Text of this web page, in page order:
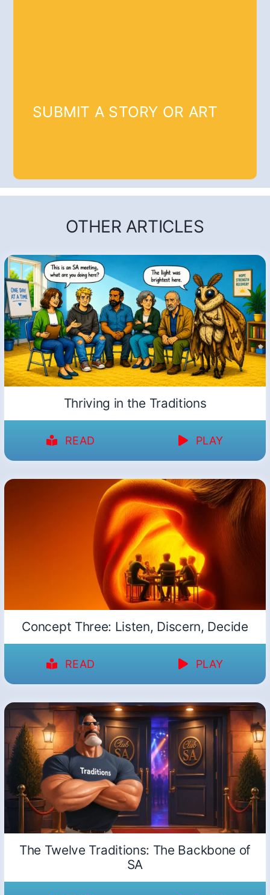
SUBMIT A STORY OR ART
OTHER ARTICLES
Thriving in the Traditions
READ PLAY
Concept Three: Listen, Discern, Decide
READ PLAY
The Twelve Traditions: The Backbone of
SA